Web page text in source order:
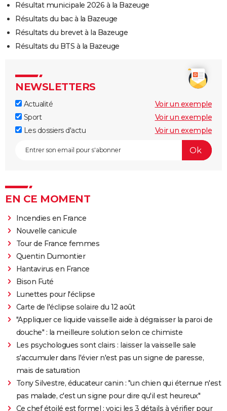
Résultat municipale 2026 à la Bazeuge
Résultats du bac à la Bazeuge
Résultats du brevet à la Bazeuge
Résultats du BTS à la Bazeuge
NEWSLETTERS
Actualité
Voir un exemple
Sport
Voir un exemple
Les dossiers d'actu
Voir un exemple
EN CE MOMENT
Incendies en France
Nouvelle canicule
Tour de France femmes
Quentin Dumontier
Hantavirus en France
Bison Futé
Lunettes pour l'éclipse
Carte de l'éclipse solaire du 12 août
"Appliquer ce liquide vaisselle aide à dégraisser la paroi de
douche" : la meilleure solution selon ce chimiste
Les psychologues sont clairs : laisser la vaisselle sale
s'accumuler dans l'évier n'est pas un signe de paresse,
mais de saturation
Tony Silvestre, éducateur canin : "un chien qui éternue n'est
pas malade, c'est un signe pour dire qu'il est heureux"
Ce chef étoilé est formel : voici les 3 détails à vérifier pour